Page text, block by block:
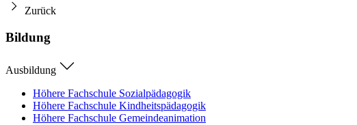
Zurück
Bildung
Ausbildung
Höhere Fachschule Sozialpädagogik
Höhere Fachschule Kindheitspädagogik
Höhere Fachschule Gemeindeanimation